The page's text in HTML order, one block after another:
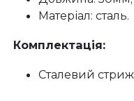
Матеріал: сталь.
Комплектація:
Сталевий